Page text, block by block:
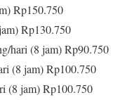
Rp150.750
Rp130.750
hari (8 jam) Rp90.750
(8 jam) Rp100.750
(8 jam) Rp100.750